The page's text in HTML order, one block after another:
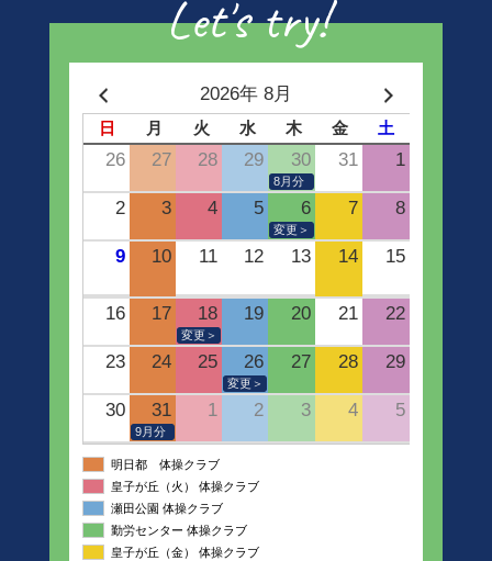
Let's try!
2026年 8月
日 月 火 水 木 金 土
26 27 28 29 30 31 1
8月分
2 3 4 5 6 7 8
変更＞
9 10 11 12 13 14 15
16 17 18 19 20 21 22
変更＞
23 24 25 26 27 28 29
変更＞
30 31 1 2 3 4 5
9月分
明日都 体操クラブ
皇子が丘（火） 体操クラブ
瀬田公園 体操クラブ
勤労センター 体操クラブ
皇子が丘（金） 体操クラブ